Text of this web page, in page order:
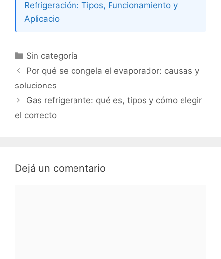
Refrigeración: Tipos, Funcionamiento y
Aplicacio
Categorías
Sin categoría
Por qué se congela el evaporador: causas y
soluciones
Gas refrigerante: qué es, tipos y cómo elegir
el correcto
Dejá un comentario